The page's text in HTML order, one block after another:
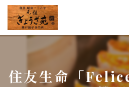
住友生命「